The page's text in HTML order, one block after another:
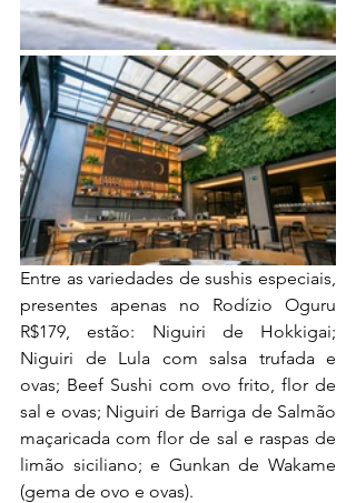
Entre as variedades de sushis especiais,
presentes apenas no Rodízio Oguru
R$179, estão: Niguiri de Hokkigai;
Niguiri de Lula com salsa trufada e
ovas; Beef Sushi com ovo frito, flor de
sal e ovas; Niguiri de Barriga de Salmão
maçaricada com flor de sal e raspas de
limão siciliano; e Gunkan de Wakame
(gema de ovo e ovas).